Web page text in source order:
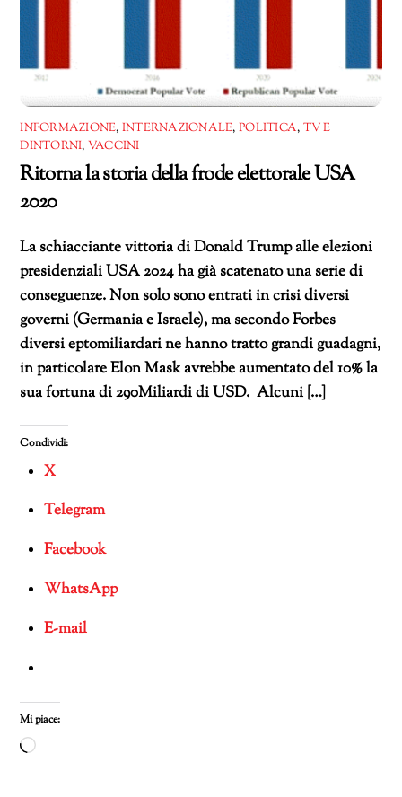
INFORMAZIONE, INTERNAZIONALE, POLITICA, TV E
DINTORNI, VACCINI
Ritorna la storia della frode elettorale USA
2020
La schiacciante vittoria di Donald Trump alle elezioni
presidenziali USA 2024 ha già scatenato una serie di
conseguenze. Non solo sono entrati in crisi diversi
governi (Germania e Israele), ma secondo Forbes
diversi eptomiliardari ne hanno tratto grandi guadagni,
in particolare Elon Mask avrebbe aumentato del 10% la
sua fortuna di 290Miliardi di USD. Alcuni […]
Condividi:
X
Telegram
Facebook
WhatsApp
E-mail
Mi piace:
Caricamento